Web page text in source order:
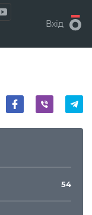
Вхід
54